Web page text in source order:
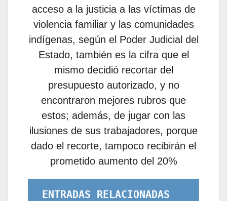
acceso a la justicia a las víctimas de
violencia familiar y las comunidades
indígenas, según el Poder Judicial del
Estado, también es la cifra que el
mismo decidió recortar del
presupuesto autorizado, y no
encontraron mejores rubros que
estos; además, de jugar con las
ilusiones de sus trabajadores, porque
dado el recorte, tampoco recibirán el
prometido aumento del 20%
ENTRADAS RELACIONADAS